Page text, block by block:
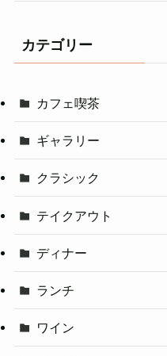
カテゴリー
カフェ喫茶
ギャラリー
クラシック
テイクアウト
ディナー
ランチ
ワイン